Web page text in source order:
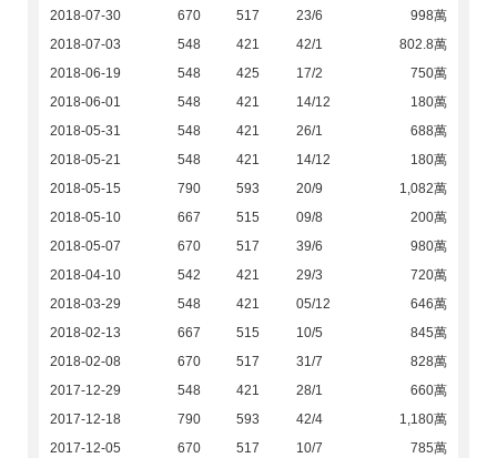
2018-07-30
670 517 23/6
998萬
2018-07-03
548 421 42/1
802.8萬
2018-06-19
548 425 17/2
750萬
2018-06-01
548 421 14/12
180萬
2018-05-31
548 421 26/1
688萬
2018-05-21
548 421 14/12
180萬
2018-05-15
790 593 20/9
1,082萬
2018-05-10
667 515 09/8
200萬
2018-05-07
670 517 39/6
980萬
2018-04-10
542 421 29/3
720萬
2018-03-29
548 421 05/12
646萬
2018-02-13
667 515 10/5
845萬
2018-02-08
670 517 31/7
828萬
2017-12-29
548 421 28/1
660萬
2017-12-18
790 593 42/4
1,180萬
2017-12-05
670 517 10/7
785萬